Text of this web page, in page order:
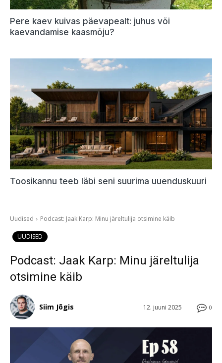
Pere kaev kuivas päevapealt: juhus või
kaevandamise kaasmõju?
Toosikannu teeb läbi seni suurima uuenduskuuri